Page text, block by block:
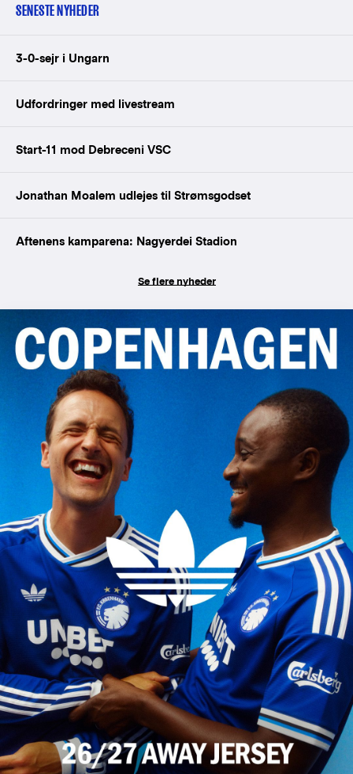
SENESTE NYHEDER
3-0-sejr i Ungarn
Udfordringer med livestream
Start-11 mod Debreceni VSC
Jonathan Moalem udlejes til Strømsgodset
Aftenens kamparena: Nagyerdei Stadion
Se flere nyheder